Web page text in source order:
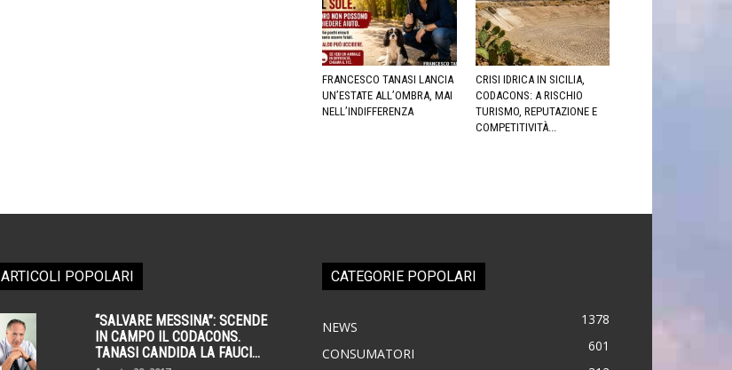
FRANCESCO TANASI LANCIA
UN’ESTATE ALL’OMBRA, MAI
NELL’INDIFFERENZA
CRISI IDRICA IN SICILIA,
CODACONS: A RISCHIO
TURISMO, REPUTAZIONE E
COMPETITIVITÀ...
ARTICOLI POPOLARI
“SALVARE MESSINA”: SCENDE
IN CAMPO IL CODACONS.
TANASI CANDIDA LA FAUCI...
CATEGORIE POPOLARI
NEWS 1378
CONSUMATORI
601